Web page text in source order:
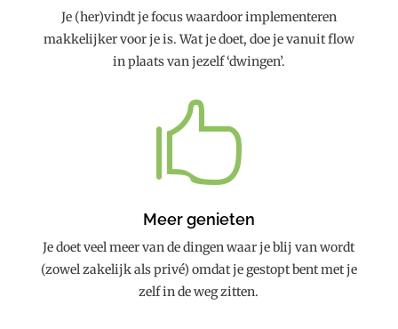
Je (her)vindt je focus waardoor implementeren
makkelijker voor je is. Wat je doet, doe je vanuit flow
in plaats van jezelf ‘dwingen’.

Meer genieten
Je doet veel meer van de dingen waar je blij van wordt
(zowel zakelijk als privé) omdat je gestopt bent met je
zelf in de weg zitten.